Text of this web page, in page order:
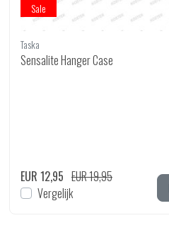
Sale
Taska
Sensalite Hanger Case
EUR 12,95 EUR 19,95
Vergelijk